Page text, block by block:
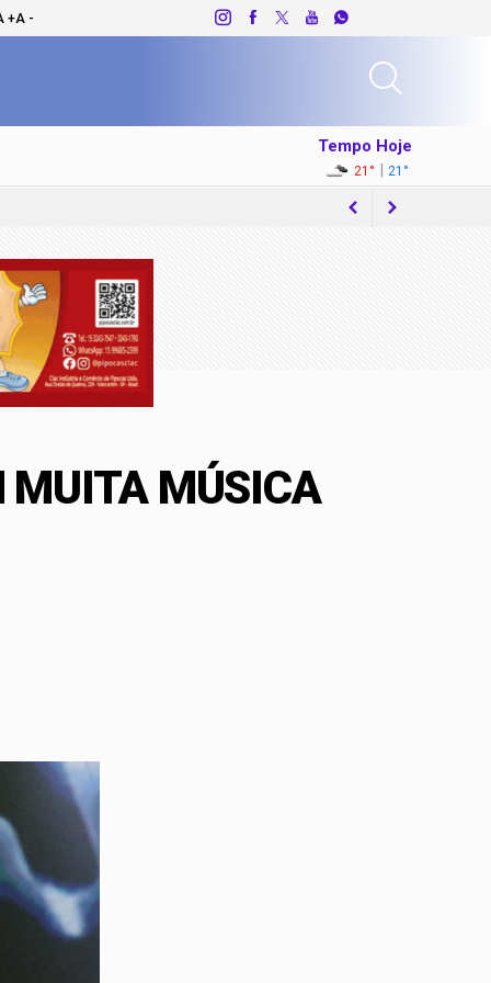
+A -
Tempo Hoje
21° 21°
investimentos na Região
45ª Festa Julina Beneficente de
MUITA MÚSICA